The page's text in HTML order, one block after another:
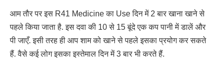
आम तौर पर इस R41 Medicine का Use दिन में 2 बार खाना खाने से
पहले किया जाता है. इस दवा की 10 से 15 बूंदे एक कप पानी में डालें और
पी जाएँ. इसी तरह ही आप शाम को खाने से पहले इसका प्रयोग कर सकते
हैं. वैसे कई लोग इसका इस्तेमाल दिन में 3 बार भी करते हैं.